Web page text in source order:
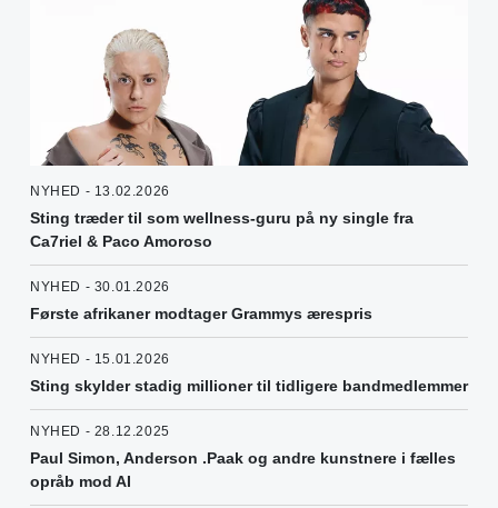
NYHED - 13.02.2026
Sting træder til som wellness-guru på ny single fra
Ca7riel & Paco Amoroso
NYHED - 30.01.2026
Første afrikaner modtager Grammys ærespris
NYHED - 15.01.2026
Sting skylder stadig millioner til tidligere bandmedlemmer
NYHED - 28.12.2025
Paul Simon, Anderson .Paak og andre kunstnere i fælles
opråb mod AI